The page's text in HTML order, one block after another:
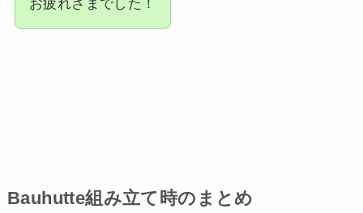
お疲れさまでした！
Bauhutte組み立て時のまとめ